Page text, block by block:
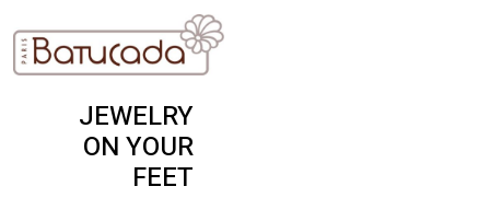
JEWELRY
ON YOUR
FEET